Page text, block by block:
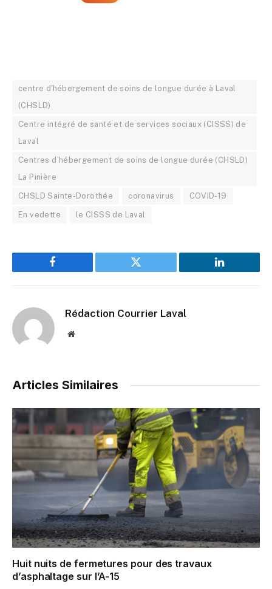
centre d'hébergement de soins de longue durée à Laval
(CHSLD)
Centre intégré de santé et de services sociaux (CISSS) de
Laval
Centres d’hébergement de soins de longue durée (CHSLD)
La Pinière
CHSLD Sainte-Dorothée coronavirus COVID-19
En vedette le CISSS de Laval
Facebook Twitter LinkedIn
Rédaction Courrier Laval
Website
Articles Similaires
Huit nuits de fermetures pour des travaux
d’asphaltage sur l’A-15